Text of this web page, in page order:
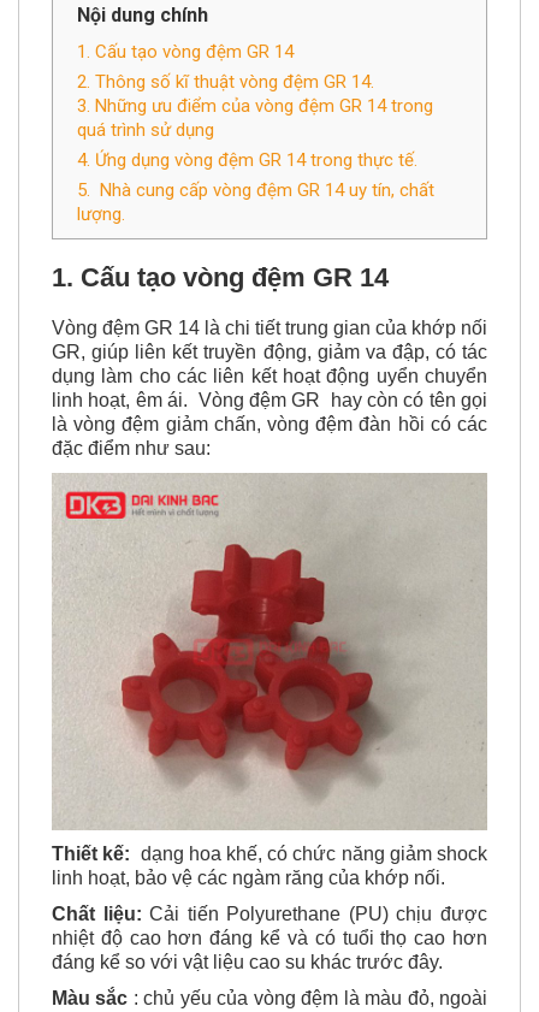
Nội dung chính
1. Cấu tạo vòng đệm GR 14
2. Thông số kĩ thuật vòng đệm GR 14.
3. Những ưu điểm của vòng đệm GR 14 trong
quá trình sử dụng
4. Ứng dụng vòng đệm GR 14 trong thực tế.
5. Nhà cung cấp vòng đệm GR 14 uy tín, chất
lượng.
1. Cấu tạo vòng đệm GR 14
Vòng đệm GR 14 là chi tiết trung gian của khớp nối
GR, giúp liên kết truyền động, giảm va đập, có tác
dụng làm cho các liên kết hoạt động uyển chuyển
linh hoạt, êm ái. Vòng đệm GR hay còn có tên gọi
là vòng đệm giảm chấn, vòng đệm đàn hồi có các
đặc điểm như sau:
Thiết kế: dạng hoa khế, có chức năng giảm shock
linh hoạt, bảo vệ các ngàm răng của khớp nối.
Chất liệu: Cải tiến Polyurethane (PU) chịu được
nhiệt độ cao hơn đáng kể và có tuổi thọ cao hơn
đáng kể so với vật liệu cao su khác trước đây.
Màu sắc : chủ yếu của vòng đệm là màu đỏ, ngoài